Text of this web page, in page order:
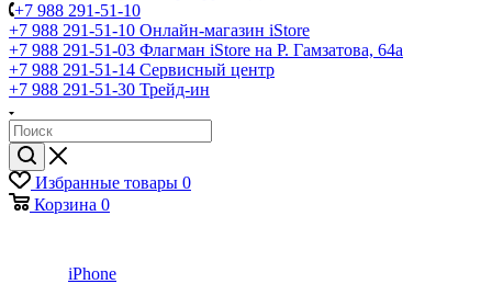
+7 988 291-51-10
+7 988 291-51-10 Онлайн-магазин iStore
+7 988 291-51-03 Флагман iStore на Р. Гамзатова, 64а
+7 988 291-51-14 Сервисный центр
+7 988 291-51-30 Трейд-ин
Избранные товары 0
Корзина 0
iPhone